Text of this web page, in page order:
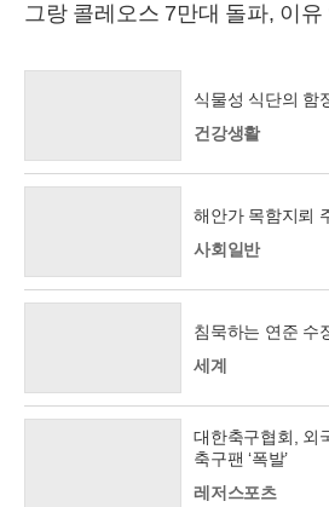
그랑 콜레오스 7만대 돌파, 이
식물성 식단의 함
건강생활
해안가 목함지뢰
사회일반
침묵하는 연준 수
세계
대한축구협회, 외
축구팬 ‘폭발’
레저스포츠